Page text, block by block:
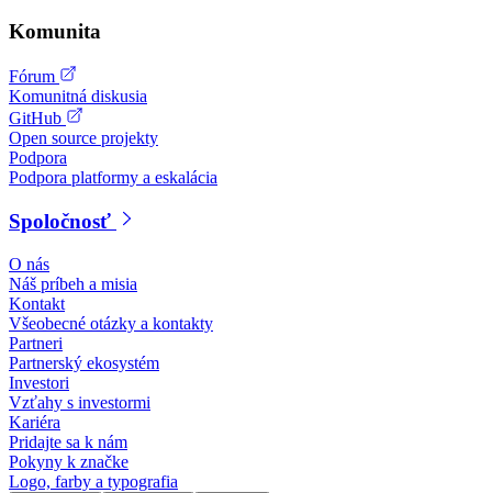
Komunita
Fórum
Komunitná diskusia
GitHub
Open source projekty
Podpora
Podpora platformy a eskalácia
Spoločnosť
O nás
Náš príbeh a misia
Kontakt
Všeobecné otázky a kontakty
Partneri
Partnerský ekosystém
Investori
Vzťahy s investormi
Kariéra
Pridajte sa k nám
Pokyny k značke
Logo, farby a typografia